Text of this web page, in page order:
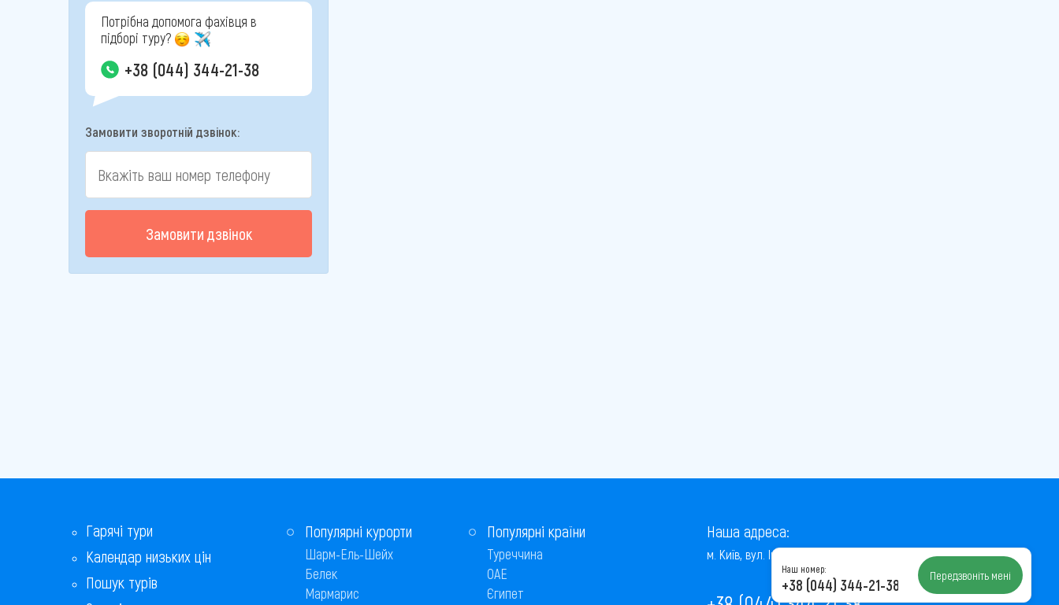
Потрібна допомога фахівця в
підборі туру?
+38 (044) 344-21-38
Замовити зворотній дзвінок:
Замовити дзвінок
Гарячі тури
Календар низьких цін
Пошук турів
Популярні курорти
Шарм-Ель-Шейх
Белек
Мармарис
Популярні країни
Туреччина
ОАЕ
Єгипет
Наша адреса:
м. Київ, вул. Інститутська, 22/7, оф. 41
Наш номер:
+38 (044) 344-21-38 Передзвоніть мені